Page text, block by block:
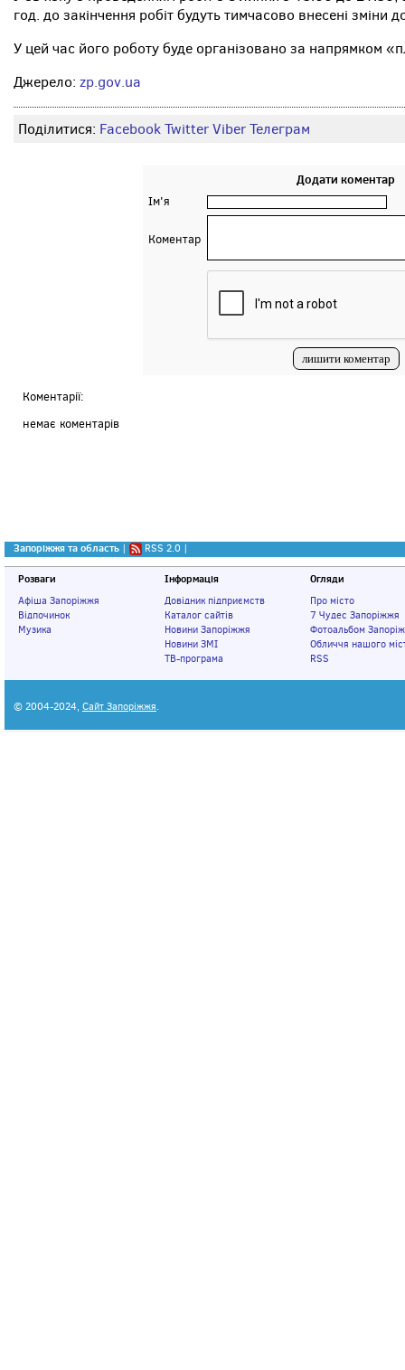
год. до закінчення робіт будуть тимчасово внесені
У цей час його роботу буде організовано за напрямком
Джерело: zp.gov.ua
Поділитися: FacebookTwitterViberТелеграм
Додати коментар
Ім'я
Коментар
Коментарії:
немає коментарів
Запоріжжя та область | RSS 2.0 |
Розваги
Афіша Запоріжжя
Відпочинок
Музика
Інформація
Довідник підприємств
Каталог сайтів
Новини Запоріжжя
Новини ЗМІ
ТВ-програма
Огляди
Про місто
7 Чудес Запоріжжя
Фотоальбом
Обличчя нашого
RSS
© 2004-2024, Сайт Запоріжжя.